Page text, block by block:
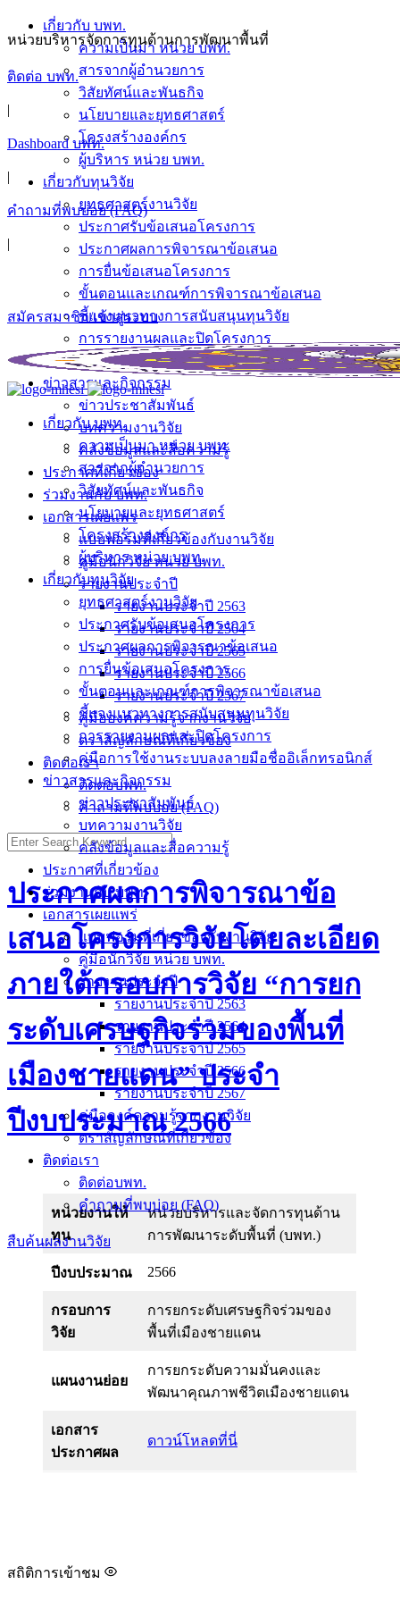
หน่วยบริหารจัดการทุนด้านการพัฒนาพื้นที่
ติดต่อ บพท.
|
Dashboard บพท.
|
คำถามที่พบบ่อย (FAQ)
|
สมัครสมาชิก/เข้าสู่ระบบ
เกี่ยวกับ บพท.
ความเป็นมา หน่วย บพท.
สารจากผู้อำนวยการ
วิสัยทัศน์และพันธกิจ
นโยบายและยุทธศาสตร์
โครงสร้างองค์กร
ผู้บริหาร หน่วย บพท.
เกี่ยวกับทุนวิจัย
ยุทธศาสตร์งานวิจัย
ประกาศรับข้อเสนอโครงการ
ประกาศผลการพิจารณาข้อเสนอ
การยื่นข้อเสนอโครงการ
ขั้นตอนและเกณฑ์การพิจารณาข้อเสนอ
ชี้แจงแนวทางการสนับสนุนทุนวิจัย
การรายงานผลและปิดโครงการ
คู่มือการใช้งานระบบลงลายมือชื่ออิเล็กทรอนิกส์
ข่าวสารและกิจกรรม
ข่าวประชาสัมพันธ์
บทความงานวิจัย
คลังข้อมูลและสื่อความรู้
ประกาศที่เกี่ยวข้อง
ร่วมงานกับ บพท.
เอกสารเผยแพร่
แบบฟอร์มที่เกี่ยวข้องกับงานวิจัย
คู่มือนักวิจัย หน่วย บพท.
รายงานประจำปี
รายงานประจำปี 2563
รายงานประจำปี 2564
รายงานประจำปี 2565
รายงานประจำปี 2566
รายงานประจำปี 2567
คู่มือองค์ความรู้จากงานวิจัย
ตราสัญลักษณ์ที่เกี่ยวข้อง
ติดต่อเรา
ติดต่อบพท.
คำถามที่พบบ่อย (FAQ)
สืบค้นผลงานวิจัย
เกี่ยวกับ บพท.
ความเป็นมา หน่วย บพท.
สารจากผู้อำนวยการ
วิสัยทัศน์และพันธกิจ
นโยบายและยุทธศาสตร์
โครงสร้างองค์กร
ผู้บริหาร หน่วย บพท.
เกี่ยวกับทุนวิจัย
ยุทธศาสตร์งานวิจัย
ประกาศรับข้อเสนอโครงการ
ประกาศผลการพิจารณาข้อเสนอ
การยื่นข้อเสนอโครงการ
ขั้นตอนและเกณฑ์การพิจารณาข้อเสนอ
ชี้แจงแนวทางการสนับสนุนทุนวิจัย
การรายงานผลและปิดโครงการ
คู่มือการใช้งานระบบลงลายมือชื่ออิเล็กทรอนิกส์
ข่าวสารและกิจกรรม
ข่าวประชาสัมพันธ์
บทความงานวิจัย
คลังข้อมูลและสื่อความรู้
ประกาศที่เกี่ยวข้อง
ร่วมงานกับ บพท.
เอกสารเผยแพร่
แบบฟอร์มที่เกี่ยวข้องกับงานวิจัย
คู่มือนักวิจัย หน่วย บพท.
รายงานประจำปี
รายงานประจำปี 2563
รายงานประจำปี 2564
รายงานประจำปี 2565
รายงานประจำปี 2566
รายงานประจำปี 2567
คู่มือองค์ความรู้จากงานวิจัย
ตราสัญลักษณ์ที่เกี่ยวข้อง
ติดต่อเรา
ติดต่อบพท.
คำถามที่พบบ่อย (FAQ)
ประกาศผลการพิจารณาข้อ
เสนอโครงการวิจัยโดยละเอียด
ภายใต้กรอบการวิจัย “การยก
ระดับเศรษฐกิจร่วมของพื้นที่
เมืองชายแดน” ประจำ
ปีงบประมาณ 2566
หน่วยงานให้
ทุน
หน่วยบริหารและจัดการทุนด้าน
การพัฒนาระดับพื้นที่ (บพท.)
ปีงบประมาณ 2566
กรอบการ
วิจัย
การยกระดับเศรษฐกิจร่วมของ
พื้นที่เมืองชายแดน
แผนงานย่อย
การยกระดับความมั่นคงและ
พัฒนาคุณภาพชีวิตเมืองชายแดน
เอกสาร
ประกาศผล
ดาวน์โหลดที่นี่
สถิติการเข้าชม